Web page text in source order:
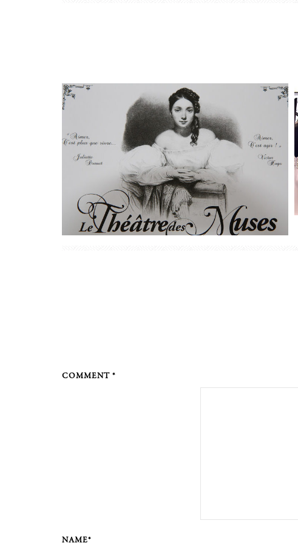
COMMENT *
NAME*